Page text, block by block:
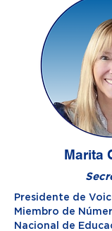
Marita
Presidente de
Miembro de
Nacional de